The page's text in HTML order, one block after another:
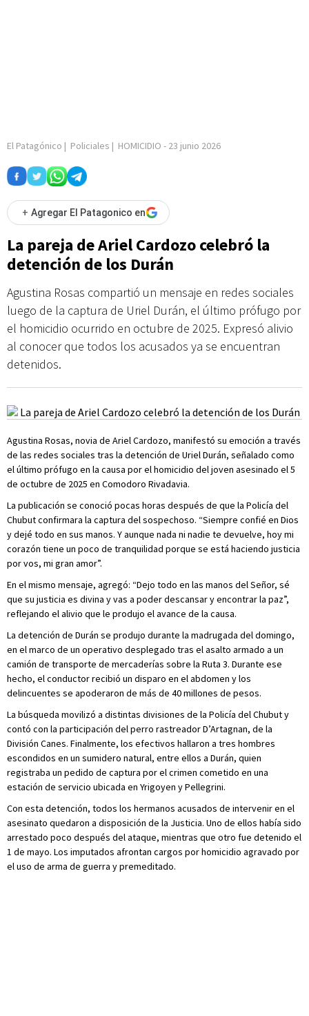
El Patagónico | Policiales | HOMICIDIO - 23 junio 2026
+ Agregar El Patagonico en
La pareja de Ariel Cardozo celebró la
detención de los Durán
Agustina Rosas compartió un mensaje en redes sociales
luego de la captura de Uriel Durán, el último prófugo por
el homicidio ocurrido en octubre de 2025. Expresó alivio
al conocer que todos los acusados ya se encuentran
detenidos.
Agustina Rosas, novia de Ariel Cardozo, manifestó su emoción a través
de las redes sociales tras la detención de Uriel Durán, señalado como
el último prófugo en la causa por el homicidio del joven asesinado el 5
de octubre de 2025 en Comodoro Rivadavia.
La publicación se conoció pocas horas después de que la Policía del
Chubut confirmara la captura del sospechoso. “Siempre confié en Dios
y dejé todo en sus manos. Y aunque nada ni nadie te devuelve, hoy mi
corazón tiene un poco de tranquilidad porque se está haciendo justicia
por vos, mi gran amor”.
En el mismo mensaje, agregó: “Dejo todo en las manos del Señor, sé
que su justicia es divina y vas a poder descansar y encontrar la paz”,
reflejando el alivio que le produjo el avance de la causa.
La detención de Durán se produjo durante la madrugada del domingo,
en el marco de un operativo desplegado tras el asalto armado a un
camión de transporte de mercaderías sobre la Ruta 3. Durante ese
hecho, el conductor recibió un disparo en el abdomen y los
delincuentes se apoderaron de más de 40 millones de pesos.
La búsqueda movilizó a distintas divisiones de la Policía del Chubut y
contó con la participación del perro rastreador D’Artagnan, de la
División Canes. Finalmente, los efectivos hallaron a tres hombres
escondidos en un sumidero natural, entre ellos a Durán, quien
registraba un pedido de captura por el crimen cometido en una
estación de servicio ubicada en Yrigoyen y Pellegrini.
Con esta detención, todos los hermanos acusados de intervenir en el
asesinato quedaron a disposición de la Justicia. Uno de ellos había sido
arrestado poco después del ataque, mientras que otro fue detenido el
1 de mayo. Los imputados afrontan cargos por homicidio agravado por
el uso de arma de guerra y premeditado.